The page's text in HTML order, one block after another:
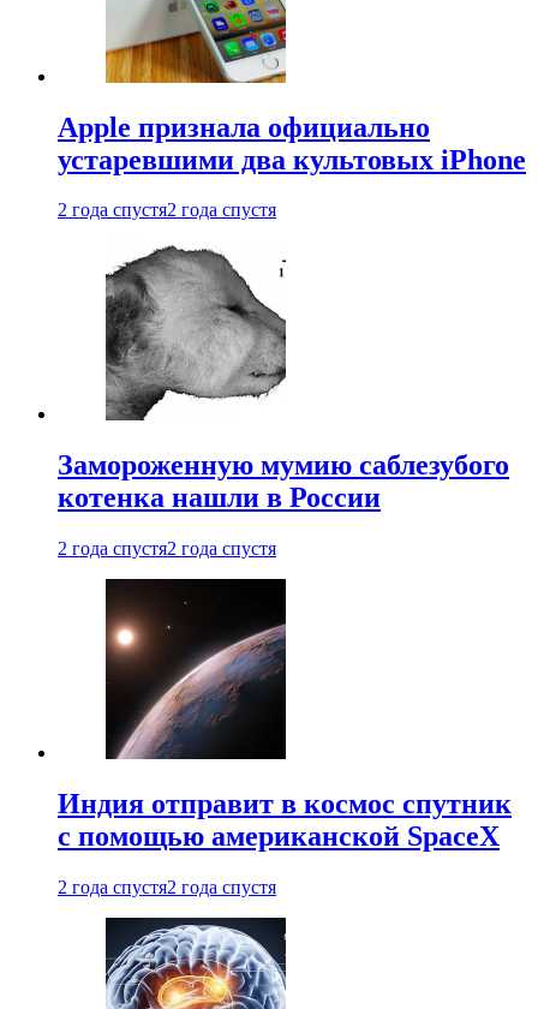
Apple признала официально
устаревшими два культовых iPhone
2 года спустя2 года спустя
Замороженную мумию саблезубого
котенка нашли в России
2 года спустя2 года спустя
Индия отправит в космос спутник
с помощью американской SpaceX
2 года спустя2 года спустя